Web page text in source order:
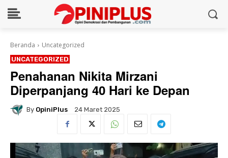
Beranda Uncategorized
UNCATEGORIZED
Penahanan Nikita Mirzani
Diperpanjang 40 Hari ke Depan
By OpiniPlus 24 Maret 2025